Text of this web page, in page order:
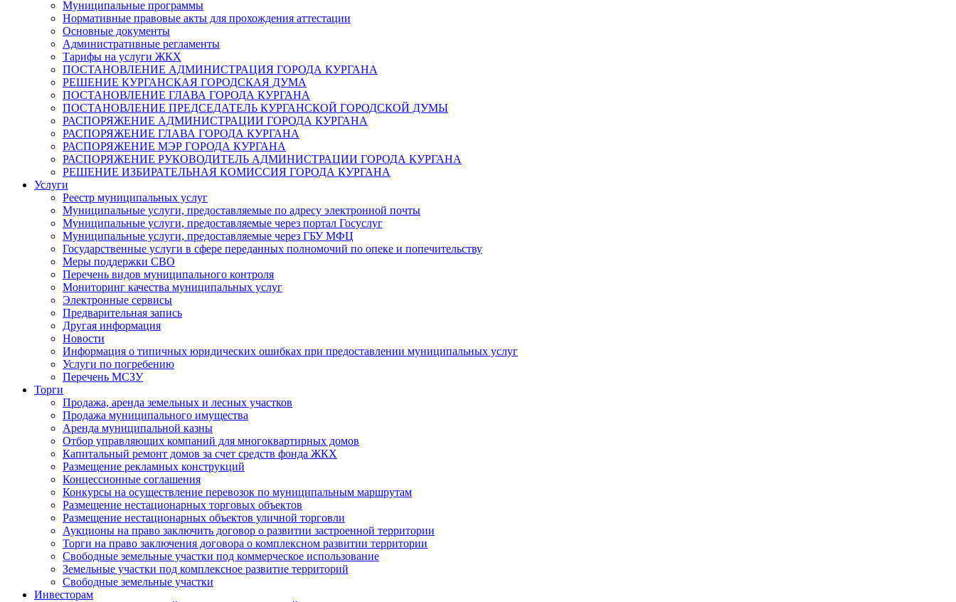
Муниципальные программы
Нормативные правовые акты для прохождения аттестации
Основные документы
Административные регламенты
Тарифы на услуги ЖКХ
ПОСТАНОВЛЕНИЕ АДМИНИСТРАЦИЯ ГОРОДА КУРГАНА
РЕШЕНИЕ КУРГАНСКАЯ ГОРОДСКАЯ ДУМА
ПОСТАНОВЛЕНИЕ ГЛАВА ГОРОДА КУРГАНА
ПОСТАНОВЛЕНИЕ ПРЕДСЕДАТЕЛЬ КУРГАНСКОЙ ГОРОДСКОЙ ДУМЫ
РАСПОРЯЖЕНИЕ АДМИНИСТРАЦИИ ГОРОДА КУРГАНА
РАСПОРЯЖЕНИЕ ГЛАВА ГОРОДА КУРГАНА
РАСПОРЯЖЕНИЕ МЭР ГОРОДА КУРГАНА
РАСПОРЯЖЕНИЕ РУКОВОДИТЕЛЬ АДМИНИСТРАЦИИ ГОРОДА КУРГАНА
РЕШЕНИЕ ИЗБИРАТЕЛЬНАЯ КОМИССИЯ ГОРОДА КУРГАНА
Услуги
Реестр муниципальных услуг
Муниципальные услуги, предоставляемые по адресу электронной почты
Муниципальные услуги, предоставляемые через портал Госуслуг
Муниципальные услуги, предоставляемые через ГБУ МФЦ
Государственные услуги в сфере переданных полномочий по опеке и попечительству
Меры поддержки СВО
Перечень видов муниципального контроля
Мониторинг качества муниципальных услуг
Электронные сервисы
Предварительная запись
Другая информация
Новости
Информация о типичных юридических ошибках при предоставлении муниципальных услуг
Услуги по погребению
Перечень МСЗУ
Торги
Продажа, аренда земельных и лесных участков
Продажа муниципального имущества
Аренда муниципальной казны
Отбор управляющих компаний для многоквартирных домов
Капитальный ремонт домов за счет средств фонда ЖКХ
Размещение рекламных конструкций
Концессионные соглашения
Конкурсы на осуществление перевозок по муниципальным маршрутам
Размещение нестационарных торговых объектов
Размещение нестационарных объектов уличной торговли
Аукционы на право заключить договор о развитии застроенной территории
Торги на право заключения договора о комплексном развитии территории
Свободные земельные участки под коммерческое использование
Земельные участки под комплексное развитие территорий
Свободные земельные участки
Инвесторам